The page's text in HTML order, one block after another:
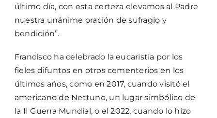
último día, con esta certeza elevamos al Padre
nuestra unánime oración de sufragio y
bendición”.
Francisco ha celebrado la eucaristía por los
fieles difuntos en otros cementerios en los
últimos años, como en 2017, cuando visitó el
americano de Nettuno, un lugar simbólico de
la II Guerra Mundial, o el 2022, cuando lo hizo